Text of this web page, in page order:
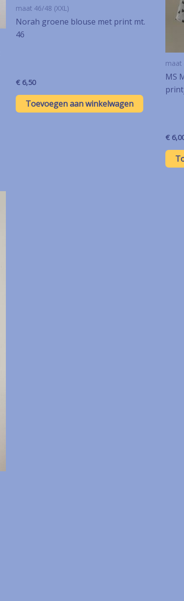
maat 46/48 (XXL)
Norah groene blouse met print mt.
46
€ 6,50
Toevoegen aan winkelwagen
maat
MS
€